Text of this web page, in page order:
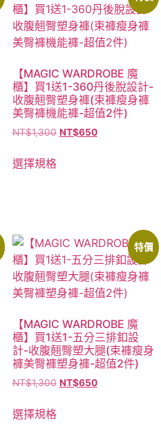
【MAGIC WARDROBE 魔
櫃】買1送1-360丹後脫設計-
收腹翹臀塑身褲(束褲瘦身褲
美臀褲機能褲-超值2件)
NT$1,300 NT$650
選擇規格
特價
【MAGIC WARDROBE 魔
櫃】買1送1-五分三排釦設
計-收腹翹臀塑大腿(束褲瘦身
褲美臀褲塑身褲-超值2件)
NT$1,300 NT$650
選擇規格